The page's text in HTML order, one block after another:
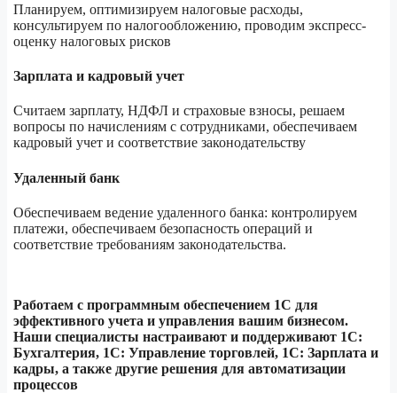
Планируем, оптимизируем налоговые расходы,
консультируем по налогообложению, проводим экспресс-
оценку налоговых рисков
Зарплата и кадровый учет
Считаем зарплату, НДФЛ и страховые взносы, решаем
вопросы по начислениям с сотрудниками, обеспечиваем
кадровый учет и соответствие законодательству
Удаленный банк
Oбеспечиваем ведение удаленного банка: контролируем
платежи, обеспечиваем безопасность операций и
соответствие требованиям законодательства.
Работаем с программным обеспечением 1С для
эффективного учета и управления вашим бизнесом.
Наши специалисты настраивают и поддерживают 1С:
Бухгалтерия, 1С: Управление торговлей, 1С: Зарплата и
кадры, а также другие решения для автоматизации
процессов